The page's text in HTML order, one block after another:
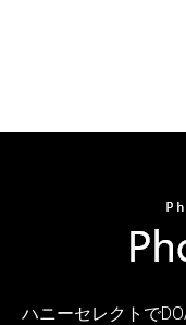
ハニーセレクトで